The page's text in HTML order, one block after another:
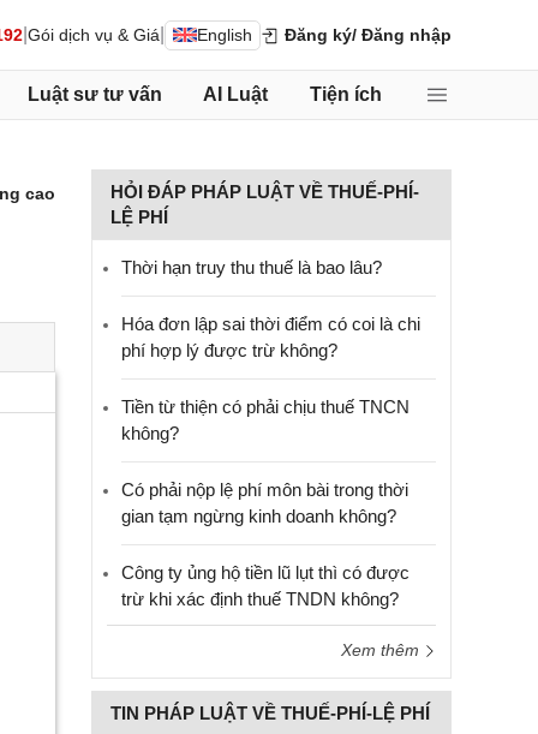
Gói dịch vụ & Giá English Đăng ký/ Đăng nhập
Luật sư tư vấn AI Luật Tiện ích
cao
HỎI ĐÁP PHÁP LUẬT VỀ THUẾ-PHÍ-
LỆ PHÍ
Thời hạn truy thu thuế là bao lâu?
Hóa đơn lập sai thời điểm có coi là chi
phí hợp lý được trừ không?
Tiền từ thiện có phải chịu thuế TNCN
không?
Có phải nộp lệ phí môn bài trong thời
gian tạm ngừng kinh doanh không?
Công ty ủng hộ tiền lũ lụt thì có được
trừ khi xác định thuế TNDN không?
Xem thêm
TIN PHÁP LUẬT VỀ THUẾ-PHÍ-LỆ PHÍ